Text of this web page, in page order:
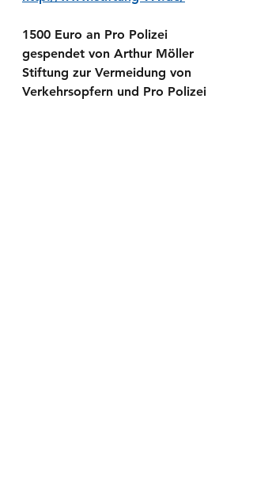
1500 Euro an Pro Polizei
gespendet von Arthur Möller
Stiftung zur Vermeidung von
Verkehrsopfern und Pro Polizei